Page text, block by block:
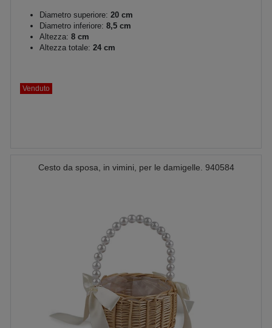
Diametro superiore: 20 cm
Diametro inferiore: 8,5 cm
Altezza: 8 cm
Altezza totale: 24 cm
Venduto
Cesto da sposa, in vimini, per le damigelle. 940584